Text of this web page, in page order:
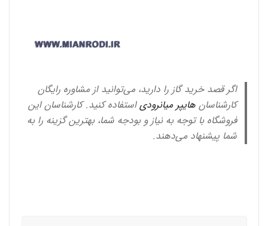
اگر قصد خرید گاز را دارید، می‌توانید از مشاوره رایگان
کارشناسان هایپر میانرودیاستفاده کنید. کارشناسان این
فروشگاه با توجه به نیاز و بودجه شما، بهترین گزینه را به
شما پیشنهاد می‌دهند.